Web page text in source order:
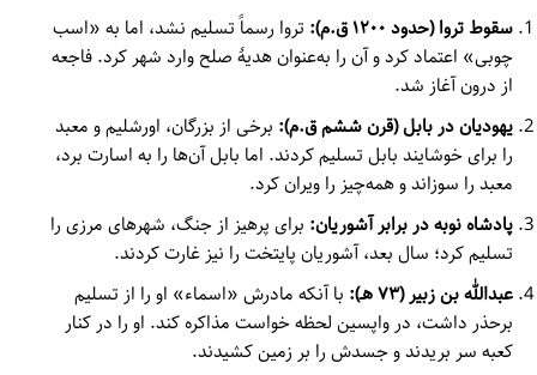
سقوط تروا (حدود ۱۲۰۰ ق.م):
تروا رسماً تسلیم نشد، اما به «اسب
چوبی» اعتماد کرد و آن را به‌عنوان هدیهٔ صلح وارد شهر کرد. فاجعه
از درون آغاز شد.
یهودیان در بابل (قرن ششم ق.م): برخی از بزرگان، اورشلیم و معبد
را برای خوشایند بابل تسلیم کردند. اما بابل آن‌ها را به اسارت برد،
معبد را سوزاند و همه‌چیز را ویران کرد.
پادشاه نوبه در برابر آشوریان: برای پرهیز از جنگ، شهرهای مرزی را
تسلیم کرد؛ سال بعد، آشوریان پایتخت را نیز غارت کردند.
عبدالله بن زبیر (۷۳ هـ):
با آنکه مادرش «اسماء» او را از تسلیم
برحذر داشت، در واپسین لحظه خواست مذاکره کند. او را در کنار
کعبه سر بریدند و جسدش را بر زمین کشیدند.